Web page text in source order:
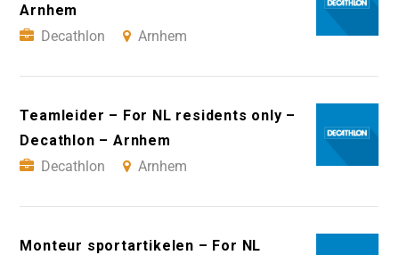
Arnhem
Decathlon
Arnhem
Teamleider – For NL residents only –
Decathlon – Arnhem
Decathlon
Arnhem
Monteur sportartikelen – For NL